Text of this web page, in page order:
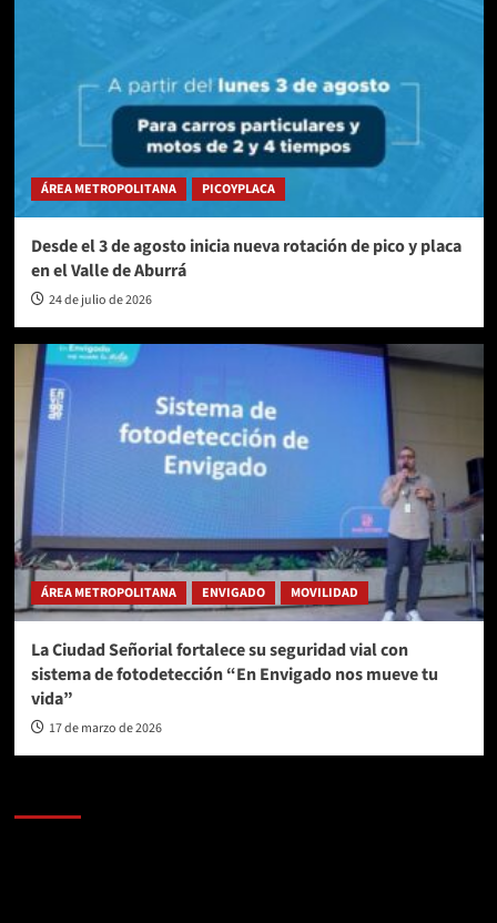
ÁREA METROPOLITANA PICOYPLACA
Desde el 3 de agosto inicia nueva rotación de pico y placa
en el Valle de Aburrá
24 de julio de 2026
ÁREA METROPOLITANA ENVIGADO MOVILIDAD
La Ciudad Señorial fortalece su seguridad vial con
sistema de fotodetección “En Envigado nos mueve tu
vida”
17 de marzo de 2026